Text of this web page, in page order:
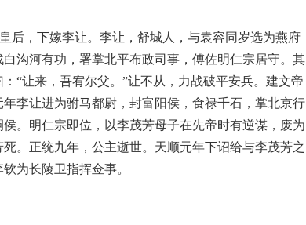
后，下嫁李让。李让，舒城人，与袁容同岁选为燕府
沟河有功，署掌北平布政司事，傅佐明仁宗居守。其
“让来，吾宥尔父。”让不从，力战破平安兵。建文帝
李让进为驸马都尉，封富阳侯，食禄千石，掌北京行
。明仁宗即位，以李茂芳母子在先帝时有逆谋，废为
。正统九年，公主逝世。天顺元年下诏给与李茂芳之
为长陵卫指挥佥事。